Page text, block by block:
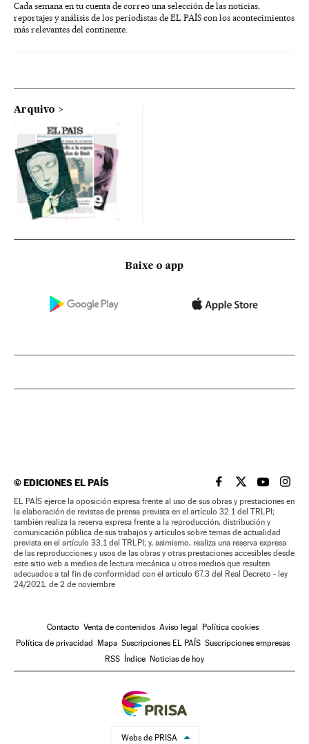
Cada semana en tu cuenta de correo una selección de las noticias,
reportajes y análisis de los periodistas de EL PAÍS con los acontecimientos
más relevantes del continente.
Arquivo
Baixe o app
©EDICIONES EL PAÍS EL PAÍS BRASIL EN
EL PAÍSEL PAÍS
EL
EL PAÍS ejerce la oposición expresa frente al uso de sus obras y prestaciones en
la elaboración de revistas de prensa prevista en el artículo 32.1 del TRLPI;
también realiza la reserva expresa frente a la reproducción, distribución y
comunicación pública de sus trabajos y artículos sobre temas de actualidad
prevista en el artículo 33.1 del TRLPI; y, asimismo, realiza una reserva expresa
de las reproducciones y usos de las obras y otras prestaciones accesibles desde
este sitio web a medios de lectura mecánica u otros medios que resulten
adecuados a tal fin de conformidad con el artículo 67.3 del Real Decreto - ley
24/2021, de 2 de noviembre
Contacto Venta de contenidos Aviso legal
Política cookies
Política de privacidad
Mapa Suscripciones EL PAÍS Suscripciones empresas
RSS
Índice Noticias de hoy
Webs de PRISA